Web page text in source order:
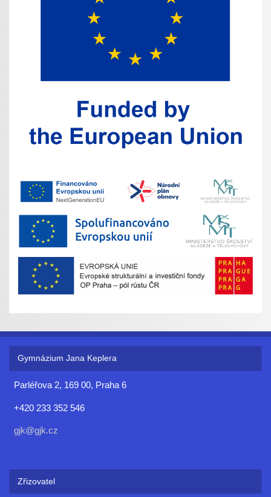
Gymnázium Jana Keplera
Parléřova 2, 169 00, Praha 6
+420 233 352 546
gjk@gjk.cz
Zřizovatel